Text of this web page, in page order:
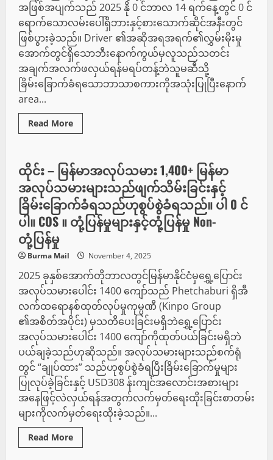
တောင်
ချိုး
အဖြစ်အပျက်သည် 2025 နို 0 င်ဘာလ 14 ရက်နေ့တွင် 0 င်
ရောက်သောလမ်းပေါ်ရှိဘားနှင့်စားသောက်ဆိုင်အနီးတွင်
ဖြစ်ပွားခဲ့သည်။ Driver ၏အဆိုအရအရက်၏လွှမ်းမိုးမှု
အောက်တွင်ရှိသောဘီးနောက်ကွယ်မှလူသည်သတင်း
အချက်အလက်ဖလှယ်ရန်မရပ်တန့်ဘဲသူမဆီသို့
ခြိမ်းခြောက်ခံရသောဘာသာစကားကိုအသုံးပြုပြီးနောက်
area...
Read MoreRead
more
run
ပြီး
နောက်
ယာဉ်မောင်း
သည်
လူထု၏အကူအညီ
အတွက်
တောင်း
ဆို
Antigua
News
နည်းပညာ
ထိုင်း – မြန်မာအလုပ်သမား 1,400+ မြန်မာ
အလုပ်သမားများသည်ဖျက်သိမ်းခြင်းနှင့်
ခြိမ်းခြောက်ခံရသည်ဟုစွပ်စွဲခံရသည်။ ပါ 0 င်
ပါ။ COS ။ တုံ့ပြန်မှုများနှင့်တုံ့ပြန်မှု Non-
တုံ့ပြန်မှု
Burma Mail November 4, 2025
2025 ခုနှစ်အောက်တိုဘာလတွင်မြန်မာနိုင်ငံမှရွှေ့ပြောင်း
အလုပ်သမားပေါင်း 1400 ကျော်သည် Phetchaburi ရှိအီ
လက်ထရောနစ်ထုတ်လုပ်မှုကုမ္ပဏီ (Kinpo Group
၏အစိတ်အပိုင်း) မှသတိပေးခြင်းမရှိဘဲရွှေ့ပြောင်း
အလုပ်သမားပေါင်း 1400 ကျော်ကိုထုတ်ပယ်ခြင်းမရှိဘဲ
ပယ်ချခဲ့သည်ဟုဆိုသည်။ အလုပ်သမားများသည်စက်ရုံ
တွင် “ချုပ်ထား” သည်ဟုစွပ်စွဲခံရပြီးခြိမ်းခြောက်မှုများ
ပြုလုပ်ခဲ့ခြင်းနှင့် USD308 န်းကျင်အလောင်းအစားများ
အနေဖြင့်လဲလှယ်ရန်အတွက်လက်မှတ်ရေးထိုးခြင်းစာတမ်း
များကိုလက်မှတ်ရေးထိုးခဲ့သည်။...
Read MoreRead
more
စီးပွားရေး